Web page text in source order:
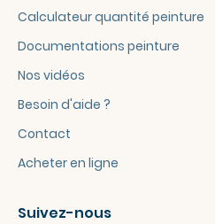
Calculateur quantité peinture
Documentations peinture
Nos vidéos
Besoin d'aide ?
Contact
Acheter en ligne
Suivez-nous